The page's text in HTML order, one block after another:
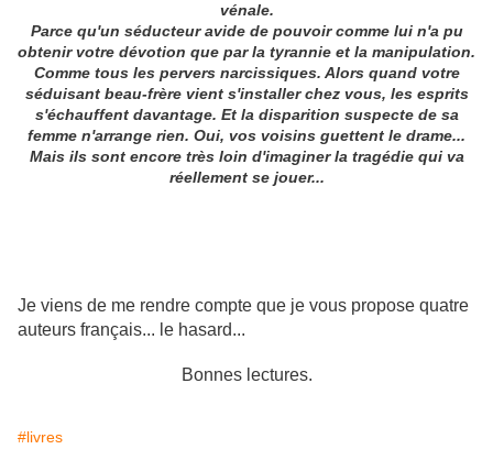
vénale.
Parce qu'un séducteur avide de pouvoir comme lui n'a pu
obtenir votre dévotion que par la tyrannie et la manipulation.
Comme tous les pervers narcissiques. Alors quand votre
séduisant beau-frère vient s'installer chez vous, les esprits
s'échauffent davantage. Et la disparition suspecte de sa
femme n'arrange rien. Oui, vos voisins guettent le drame...
Mais ils sont encore très loin d'imaginer la tragédie qui va
réellement se jouer...
Je viens de me rendre compte que je vous propose quatre
auteurs français... le hasard...
Bonnes lectures.
#livres